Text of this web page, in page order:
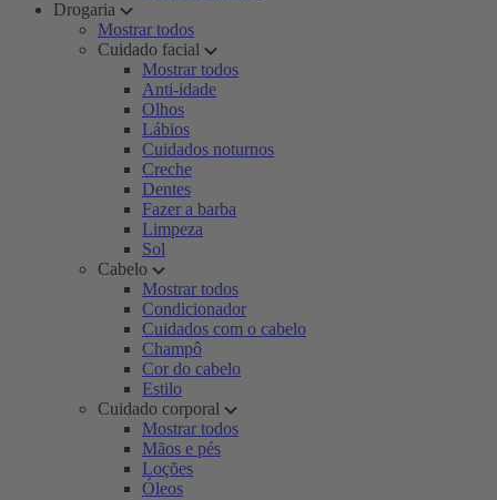
Drogaria
Mostrar todos
Cuidado facial
Mostrar todos
Anti-idade
Olhos
Lábios
Cuidados noturnos
Creche
Dentes
Fazer a barba
Limpeza
Sol
Cabelo
Mostrar todos
Condicionador
Cuidados com o cabelo
Champô
Cor do cabelo
Estilo
Cuidado corporal
Mostrar todos
Mãos e pés
Loções
Óleos